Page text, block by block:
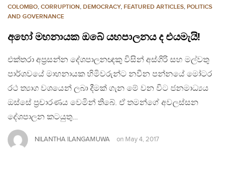
COLOMBO, CORRUPTION, DEMOCRACY, FEATURED ARTICLES, POLITICS
AND GOVERNANCE
අහෝ මහනායක ඔබේ යහපාලනය ද එයමැයි!
එක්තරා අප්‍රසන්න දේශපාලනඥකු විසින් අස්ගිරි සහ මල්වතු
පාර්ශවයේ මාහනායක හිමිවරුන්ට නවීන පන්නයේ මෝටර
රථ ත්‍යාග වශයෙන් ලබා දීමක් ගැන මේ වන විට ජනමාධ්‍යය
ඔස්සේ ප්‍රචාරණය වෙමින් තිබේ. ඒ තමන්ගේ අවලස්සන
දේශපාලන කටයුතු…
NILANTHA ILANGAMUWA on May 4, 2017